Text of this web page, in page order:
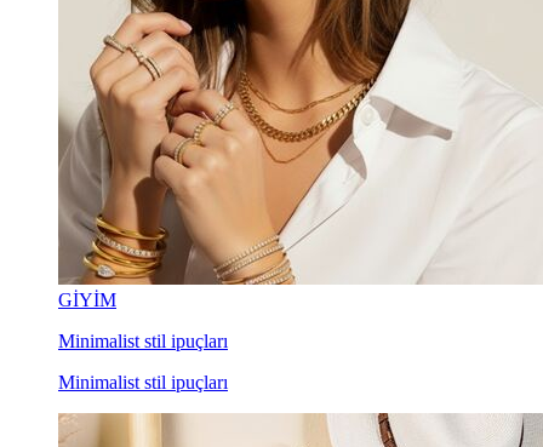
GİYİM
Minimalist stil ipuçları
Minimalist stil ipuçları